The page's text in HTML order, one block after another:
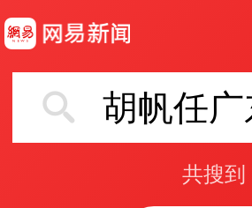
胡帆任
共搜到